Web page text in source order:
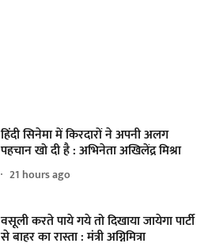
हिंदी सिनेमा में किरदारों ने अपनी अलग
पहचान खो दी है : अभिनेता अखिलेंद्र मिश्रा
21 hours ago
वसूली करते पाये गये तो दिखाया जायेगा पार्टी
से बाहर का रास्ता : मंत्री अग्निमित्रा